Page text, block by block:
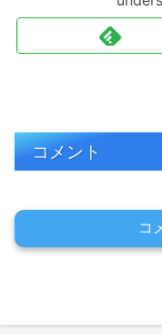
コメント
コ